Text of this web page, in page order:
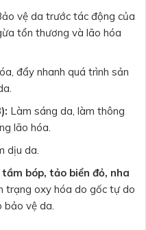
vệ da trước tác động của
tổn thương và lão hóa
đẩy nhanh quá trình sản
Làm sáng da, làm thông
lão hóa.
dịu da.
bóp, tảo biển đỏ, nha
trạng oxy hóa do gốc tự do
vệ da.